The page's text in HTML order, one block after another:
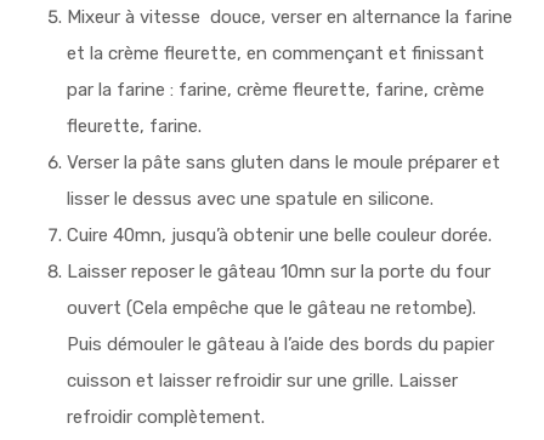
Mixeur à vitesse douce, verser en alternance la farine
et la crème fleurette, en commençant et finissant
par la farine : farine, crème fleurette, farine, crème
fleurette, farine.
Verser la pâte sans gluten dans le moule préparer et
lisser le dessus avec une spatule en silicone.
Cuire 40mn, jusqu’à obtenir une belle couleur dorée.
Laisser reposer le gâteau 10mn sur la porte du four
ouvert (Cela empêche que le gâteau ne retombe).
Puis démouler le gâteau à l’aide des bords du papier
cuisson et laisser refroidir sur une grille. Laisser
refroidir complètement.